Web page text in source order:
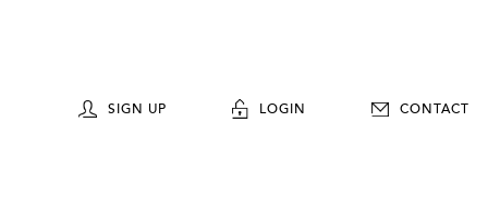
SIGN UP LOGIN CONTACT